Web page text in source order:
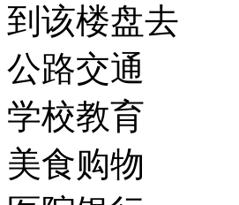
到该楼盘去
公路交通
学校教育
美食购物